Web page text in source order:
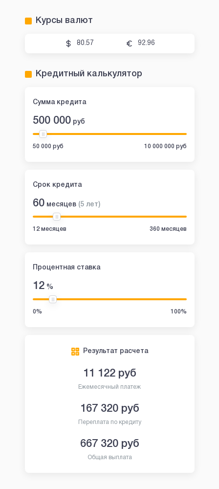
Курсы валют
80.57 92.96
Кредитный калькулятор
Сумма кредита
500 000 руб
50 000 руб 10 000 000 руб
Срок кредита
60 месяцев (5 лет)
12 месяцев 360 месяцев
Процентная ставка
12%
0% 100%
Результат расчета
11 122руб
Ежемесячный платеж
167 320руб
Переплата по кредиту
667 320руб
Общая выплата